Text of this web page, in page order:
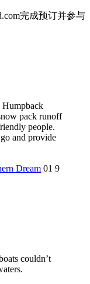
完成预订并参与
Humpback
pack runoff
people.
and provide
Dream 01 9
couldn’t